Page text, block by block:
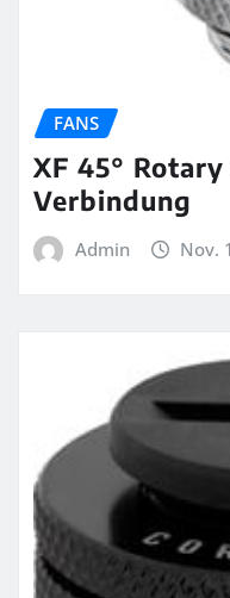
FANS
XF 45°
Verbindung
Admin Nov.